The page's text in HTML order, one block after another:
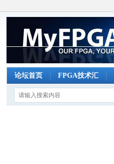
论坛首页 FPGA技术汇